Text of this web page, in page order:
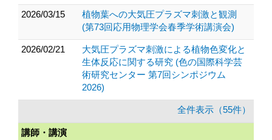
2026/03/15
植物葉への大気圧プラズマ刺激と観測
(第73回応用物理学会春季学術講演会)
2026/02/21
大気圧プラズマ刺激による植物色変化と
生体反応に関する研究 (色の国際科学芸
術研究センター 第7回シンポジウム
2026)
全件表示（55件）
講師・講演